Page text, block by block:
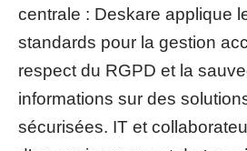
centrale : Deskare applique
standards pour la gestion
respect du RGPD et la
informations sur des
sécurisées. IT et